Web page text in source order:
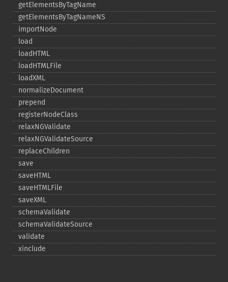
getElementsByTagName
getElementsByTagNameNS
importNode
load
loadHTML
loadHTMLFile
loadXML
normalizeDocument
prepend
registerNodeClass
relaxNGValidate
relaxNGValidateSource
replaceChildren
save
saveHTML
saveHTMLFile
saveXML
schemaValidate
schemaValidateSource
validate
xinclude